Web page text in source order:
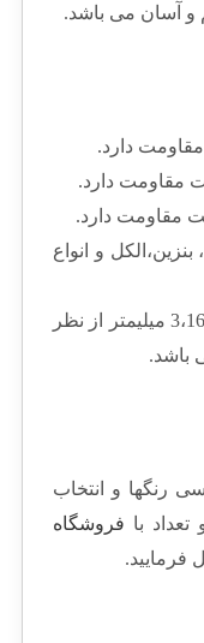
و آسان می باشد.
دارد.
مقاومت دارد.
مقاومت دارد.
و انواع
• ام دی اف ساج در همه ضخامتهای 3،16 میلیمتر از نظر
باشد.
رنگها و انتخاب
با فروشگاه